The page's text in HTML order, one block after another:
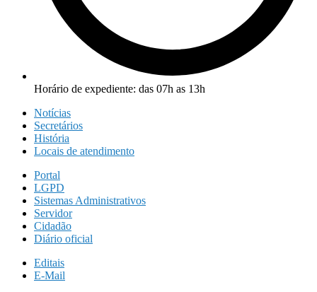
Horário de expediente: das 07h as 13h
Notícias
Secretários
História
Locais de atendimento
Portal
LGPD
Sistemas Administrativos
Servidor
Cidadão
Diário oficial
Editais
E-Mail